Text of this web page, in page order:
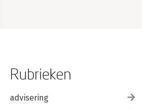
Rubrieken
advisering